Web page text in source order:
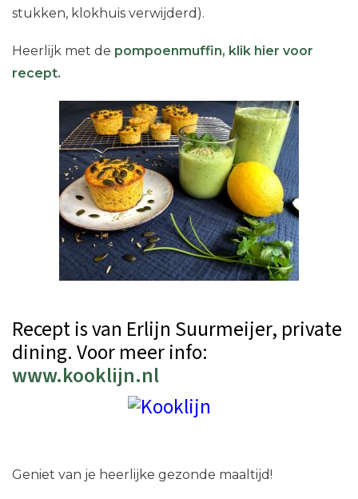
stukken, klokhuis verwijderd).
Heerlijk met de pompoenmuffin, klik hier voor
recept.
Recept is van Erlijn Suurmeijer, private
dining. Voor meer info:
www.kooklijn.nl
Geniet van je heerlijke gezonde maaltijd!